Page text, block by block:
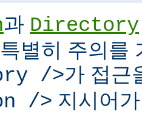
과 Directory
별히 주의를
/>가 접근
/> 지시어